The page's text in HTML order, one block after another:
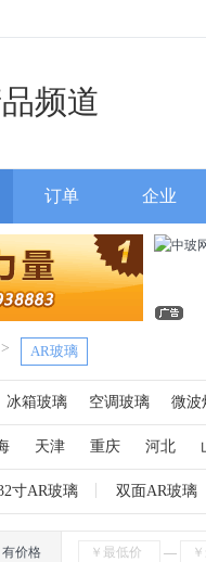
频道
订单 企业
> AR玻璃
冰箱玻璃 空调玻璃 微波
玻璃 光电玻璃 灯具玻璃
璃 触摸屏玻璃 开关面
天津 重庆 河北
江西 四川 海南 贵州
寸AR玻璃 双面AR玻璃
有价格 —